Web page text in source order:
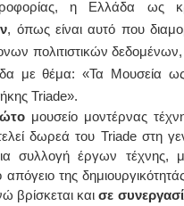
η Ελλάδα ως
, όπως είναι αυτό που
πολιτιστικών
με θέμα: «Τα Μουσεία
Triade».
μουσείο μοντέρνας
δωρεά του Triade στη
συλλογή έργων τέχνης,
της
βρίσκεται καισε
ΙΩΑΝΝΗΣ Α.
Χειρουργός